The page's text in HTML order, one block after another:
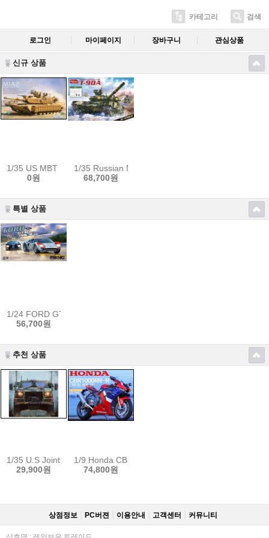
카테고리 검색
로그인 마이페이지 장바구니 관심상품
신규 상품
1/35 US MBT M1A2 SEP Tusk I/Tusk II w/Workable Tracks 사은품
0원
1/35 Russian MBT T-90A w/ Full Interior Sale
68,700원
특별 상품
1/24 FORD GT40 MK.II 66' w/ Full Interior Sale
56,700원
추천 상품
1/35 U.S Joint Light Tactical Vehicle ,Magic Factory 예약상품 중
29,900원
1/9 Honda CBR 1000RR-R Fireblade SP (Not
74,800원
상점정보 PC버젼 이용안내 고객센터 커뮤니티